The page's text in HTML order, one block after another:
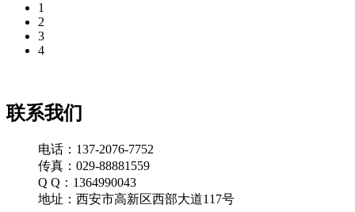
1
2
3
4
联系我们
电话：137-2076-7752
传真：029-88881559
Q Q：1364990043
地址：西安市高新区西部大道117号